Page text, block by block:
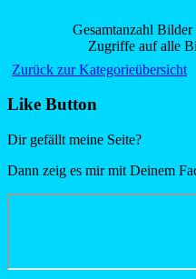
Gesamtanzahl
Zugriffe auf alle
Zurück zur Kategorieübersicht
Like Button
Dir gefällt meine Seite?
Dann zeig es mir mit Deinem